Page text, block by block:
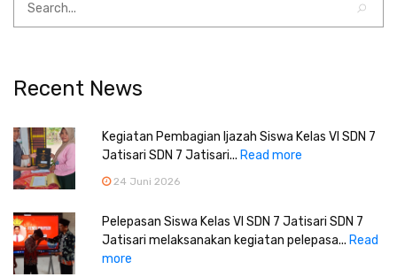
Recent News
Kegiatan Pembagian Ijazah Siswa Kelas VI SDN 7
Jatisari SDN 7 Jatisari... Read more
24 Juni 2026
Pelepasan Siswa Kelas VI SDN 7 Jatisari SDN 7
Jatisari melaksanakan kegiatan pelepasa... Read
more